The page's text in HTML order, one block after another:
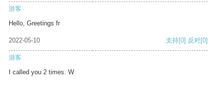
游客
Hello, Greetings fr
2022-05-10 支持[0] 反对[0]
游客
I called you 2 times. W